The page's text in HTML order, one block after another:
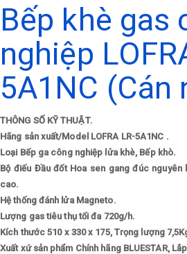
Bếp khè gas
nghiệp
5A1NC (Cán
THÔNG SỐ KỸ THUẬT.
Hãng sản xuất/Model LOFRA LR-5A1NC .
Loại Bếp ga công nghiệp lửa khè, Bếp khò.
Bộ điếu Đầu đốt Hoa sen gang đúc nguyên
cao.
Hệ thống đánh lửa Magneto.
Lượng gas tiêu thụ tối đa 720g/h.
Kích thước 510 x 330 x 175, Trọng lượng
Xuất xứ sản phẩm Chính hãng BLUESTAR,